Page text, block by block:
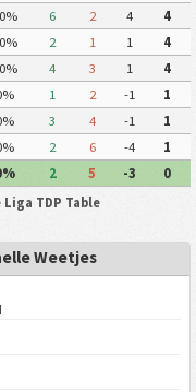
6 2 4
4
2 1 1
4
4 3 1
4
1 2 -1
1
3 4 -1
1
2 6 -4
1
2 5 -3
0
TDP Table
Weetjes